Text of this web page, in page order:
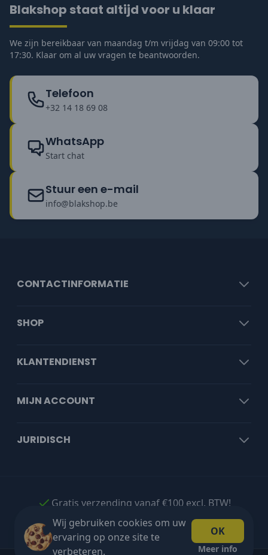
Wij gebruiken cookies om uw
ervaring op onze site te
verbeteren.
OK
Meer info
Blakshop staat altijd voor u klaar
We zijn bereikbaar van maandag t/m vrijdag van 09:00 tot
17:30. Klaar om al uw vragen te beantwoorden.
Telefoon
+32 14 18 69 08
WhatsApp
Start chat
Stuur een e-mail
info@blakshop.be
CONTACTINFORMATIE
SHOP
KLANTENDIENST
MIJN ACCOUNT
JURIDISCH
Gratis verzending vanaf €100 excl. BTW!